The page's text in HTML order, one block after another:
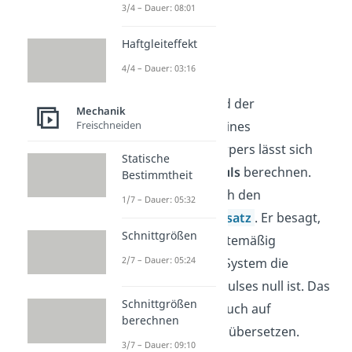
Impuls
Aus der Masse und der
Geschwindigkeit eines
physikalischen Körpers lässt sich
zunächst der
Impulsberechnen.
Zudem gibt es noch den
Impulserhaltungssatz . Er besagt,
dass in einem kräftemäßig
abgeschlossenen System die
Änderung des Impulses null ist. Das
ganze kannst du auch auf
übersetzen.
3/4 – Dauer: 08:01
Haftgleiteffekt
4/4 – Dauer: 03:16
Mechanik
Freischneiden
Statische
Bestimmtheit
1/7 – Dauer: 05:32
Schnittgrößen
2/7 – Dauer: 05:24
Schnittgrößen
berechnen
3/7 – Dauer: 09:10